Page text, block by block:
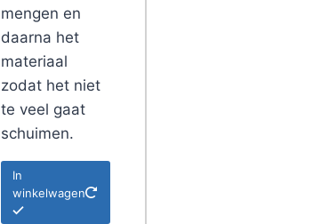
mengen en
daarna het
materiaal
zodat het niet
te veel gaat
schuimen.
In
winkelwagen